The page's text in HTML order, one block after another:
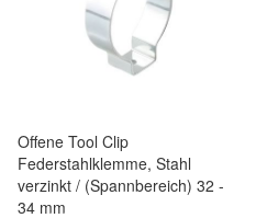
Offene Tool Clip
Federstahlklemme, Stahl
verzinkt / (Spannbereich) 32 -
34 mm